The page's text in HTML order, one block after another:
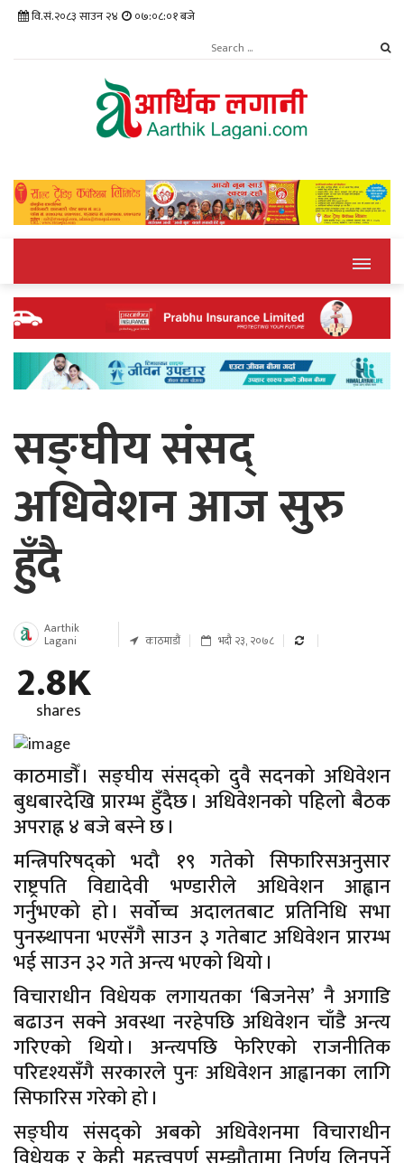
वि.सं.२०८३ साउन २४ ०७:०८:०२ बजे
सङ्घीय संसद्
अधिवेशन आज सुरु
हुँदै
Aarthik
Lagani काठमाडौं भदौ २३, २०७८
2.8K
shares
काठमाडौँ । सङ्घीय संसद्को दुवै सदनको अधिवेशन
बुधबारदेखि प्रारम्भ हुँदैछ । अधिवेशनको पहिलो बैठक
अपराह्न ४ बजे बस्ने छ ।
मन्त्रिपरिषद्को भदौ १९ गतेको सिफारिसअनुसार
राष्ट्रपति विद्यादेवी भण्डारीले अधिवेशन आह्वान
गर्नुभएको हो । सर्वोच्च अदालतबाट प्रतिनिधि सभा
पुनस्र्थापना भएसँगै साउन ३ गतेबाट अधिवेशन प्रारम्भ
भई साउन ३२ गते अन्त्य भएको थियो ।
विचाराधीन विधेयक लगायतका ‘बिजनेस’ नै अगाडि
बढाउन सक्ने अवस्था नरहेपछि अधिवेशन चाँडै अन्त्य
गरिएको थियो । अन्त्यपछि फेरिएको राजनीतिक
परिदृश्यसँगै सरकारले पुनः अधिवेशन आह्वानका लागि
सिफारिस गरेको हो ।
सङ्घीय संसद्को अबको अधिवेशनमा विचाराधीन